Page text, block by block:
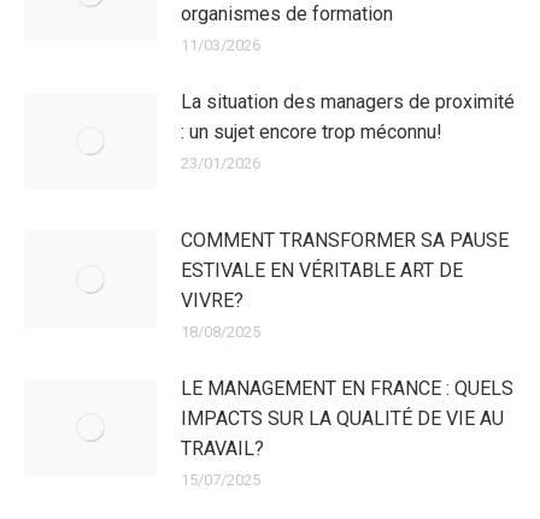
organismes de formation
11/03/2026
La situation des managers de proximité
: un sujet encore trop méconnu!
23/01/2026
COMMENT TRANSFORMER SA PAUSE
ESTIVALE EN VÉRITABLE ART DE
VIVRE?
18/08/2025
LE MANAGEMENT EN FRANCE : QUELS
IMPACTS SUR LA QUALITÉ DE VIE AU
TRAVAIL?
15/07/2025